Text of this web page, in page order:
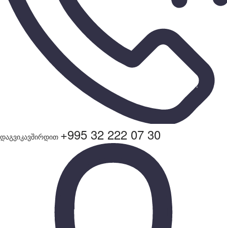
დაგვიკავშირდით +995 32 222 07 30